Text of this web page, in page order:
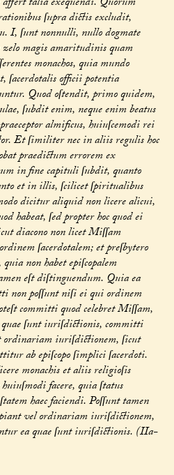
ſupra dictis excludit,
I, ſunt nonnulli, nullo dogmate
magis amaritudinis quam
monachos, quia mundo
officii potentia
Quod oſtendit, primo quidem,
ſubdit enim, neque enim beatus
almificus, huiuſcemodi rei
Et ſimiliter nec in aliis regulis hoc
praedictum errorem ex
in fine capituli ſubdit, quanto
et in illis, ſcilicet ſpiritualibus
dicitur aliquid non licere alicui,
habeat, ſed propter hoc quod ei
diacono non licet Miſſam
ſacerdotalem; et preſbytero
non habet epiſcopalem
eſt diſtinguendum. Quia ea
non poſſunt niſi ei qui ordinem
committi quod celebret Miſſam,
ſunt iuriſdictionis, committi
ordinariam iuriſdictionem, ſicut
ab epiſcopo ſimplici ſacerdoti.
monachis et aliis religioſis
facere, quia ſtatus
haec faciendi. Poſſunt tamen
vel ordinariam iuriſdictionem,
ea quae ſunt iuriſdictionis. (IIa-